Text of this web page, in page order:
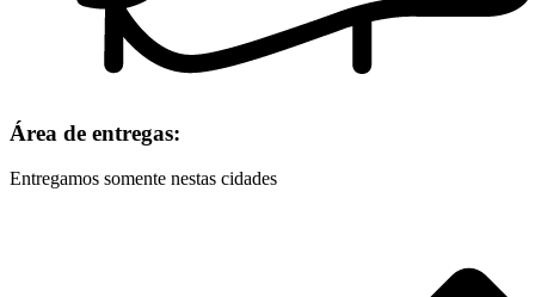
Área de entregas:
Entregamos somente nestas cidades